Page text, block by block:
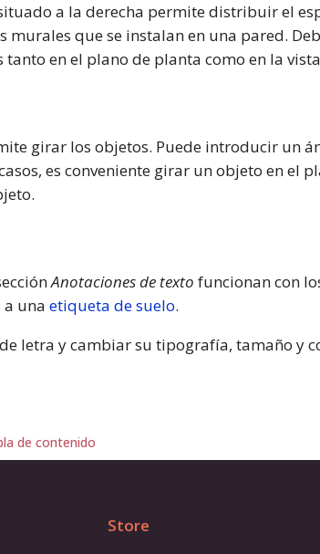
a la derecha permite distribuir el
murales que se instalan en una pared.
en el plano de planta como en la
girar los objetos. Puede introducir un
es conveniente girar un objeto en el
Anotaciones de texto funcionan con
una etiqueta de suelo.
letra y cambiar su tipografía, tamaño y
de contenido
Store